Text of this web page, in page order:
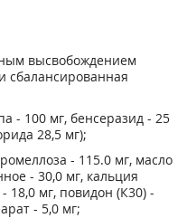
высвобождением
сбалансированная
- 100 мг, бенсеразид - 25
28,5 мг);
- 115.0 мг, масло
- 30,0 мг, кальция
18,0 мг, повидон (К30) -
- 5,0 мг;